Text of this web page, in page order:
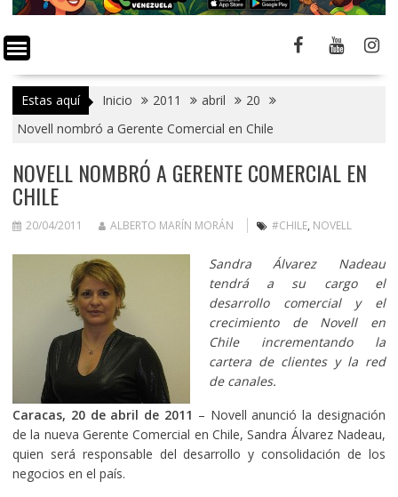
Estas aquí Inicio 2011 abril
20
Novell nombró a Gerente Comercial en Chile
NOVELL NOMBRÓ A GERENTE COMERCIAL EN
CHILE
20/04/2011 ALBERTO MARÍN MORÁN #CHILE, NOVELL
Sandra Álvarez Nadeau
tendrá a su cargo el
desarrollo comercial y el
crecimiento de Novell en
Chile incrementando la
cartera de clientes y la red
de canales.
Caracas, 20 de abril de 2011 – Novell anunció la designación
de la nueva Gerente Comercial en Chile, Sandra Álvarez Nadeau,
quien será responsable del desarrollo y consolidación de los
negocios en el país.